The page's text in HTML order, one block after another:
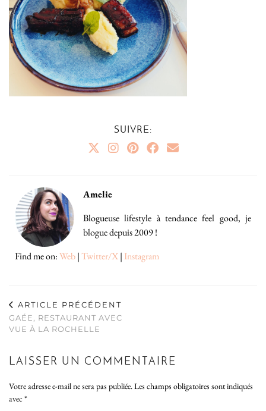
SUIVRE:
Amelie
Blogueuse lifestyle à tendance feel good, je
blogue depuis 2009 !
Find me on:Web|Twitter/X| Instagram
ARTICLE PRÉCÉDENT
GAÉE, RESTAURANT AVEC
VUE À LA ROCHELLE
LAISSER UN COMMENTAIRE
Votre adresse e-mail ne sera pas publiée. Les champs obligatoires sont indiqués
avec *